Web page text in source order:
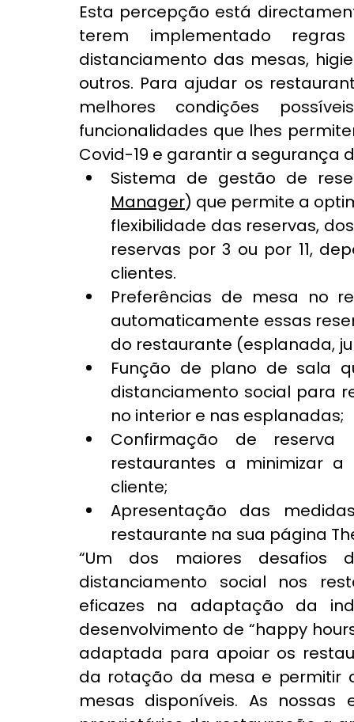
Esta percepção está
terem implementado
distanciamento das mesas,
outros. Para ajudar os
melhores condições
funcionalidades que lhes
Covid-19 e garantir a segurança
Sistema de gestão de
Manager) que permite a
flexibilidade das reservas,
reservas por 3 ou por 11,
clientes.
Preferências de mesa no
automaticamente essas
do restaurante (esplanada,
Função de plano de sala
distanciamento social para
no interior e nas esplanadas;
Confirmação de
restaurantes a minimizar
cliente;
Apresentação das
restaurante na sua página
“Um dos maiores
distanciamento social nos
eficazes na adaptação da
desenvolvimento de “happy
adaptada para apoiar os
da rotação da mesa e permitir
mesas disponíveis. As